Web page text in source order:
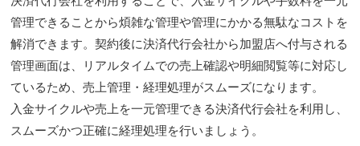
管理できることから煩雑な管理や管理にかかる無駄なコストを
解消できます。契約後に決済代行会社から加盟店へ付与される
管理画面は、リアルタイムでの売上確認や明細閲覧等に対応し
ているため、売上管理・経理処理がスムーズになります。
入金サイクルや売上を一元管理できる決済代行会社を利用し、
スムーズかつ正確に経理処理を行いましょう。